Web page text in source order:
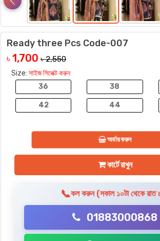
Ready three Pcs Code-007
৳1,700 ৳ 2,550
Size: সাইজ সিলেক্ট করুন
36
38
42 44
অর্ডার করুন
কার্টে রাখুন
📞কল করুন (সকাল ১০টা থেকে রাত
01883000868